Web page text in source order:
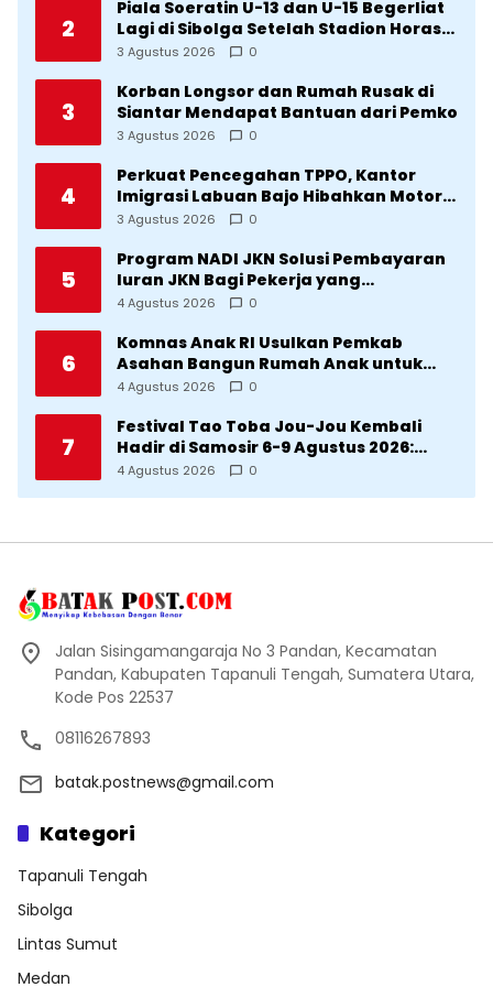
2
Piala Soeratin U-13 dan U-15 Begerliat
Lagi di Sibolga Setelah Stadion Horas
Direvitalisasi Wali Kota
3 Agustus 2026 0
3
Korban Longsor dan Rumah Rusak di
Siantar Mendapat Bantuan dari Pemko
3 Agustus 2026 0
4
Perkuat Pencegahan TPPO, Kantor
Imigrasi Labuan Bajo Hibahkan Motor
Operasional ke Lima Desa di
3 Agustus 2026 0
5
Program NADI JKN Solusi Pembayaran
Iuran JKN Bagi Pekerja yang
Penghasilannya Tidak Tetap
4 Agustus 2026 0
6
Komnas Anak RI Usulkan Pemkab
Asahan Bangun Rumah Anak untuk
Korban Kekerasan
4 Agustus 2026 0
7
Festival Tao Toba Jou-Jou Kembali
Hadir di Samosir 6-9 Agustus 2026:
Datang Saksikan Kemeriahan dan Raih
4 Agustus 2026 0
Jalan Sisingamangaraja No 3 Pandan, Kecamatan
Pandan, Kabupaten Tapanuli Tengah, Sumatera Utara,
Kode Pos 22537
08116267893
batak.postnews@gmail.com
Kategori
Tapanuli Tengah
Sibolga
Lintas Sumut
Medan